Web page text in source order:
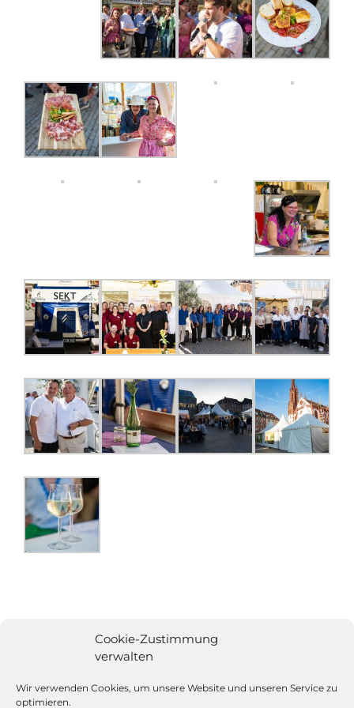
Cookie-Zustimmung
verwalten
Wir verwenden Cookies, um unsere Website und unseren Service zu
optimieren.